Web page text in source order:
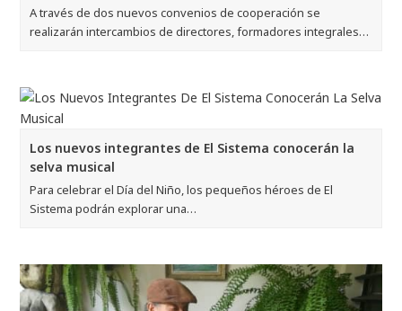
A través de dos nuevos convenios de cooperación se
realizarán intercambios de directores, formadores integrales…
Los nuevos integrantes de El Sistema conocerán la
selva musical
Para celebrar el Día del Niño, los pequeños héroes de El
Sistema podrán explorar una…